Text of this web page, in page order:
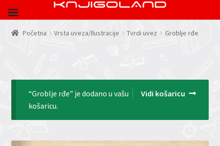
Početna Vrsta uveza/Ilustracije Tvrdi uvez Groblje rđe
Vidi košaricu
“Groblje rđe” je dodano u vašu
košaricu.